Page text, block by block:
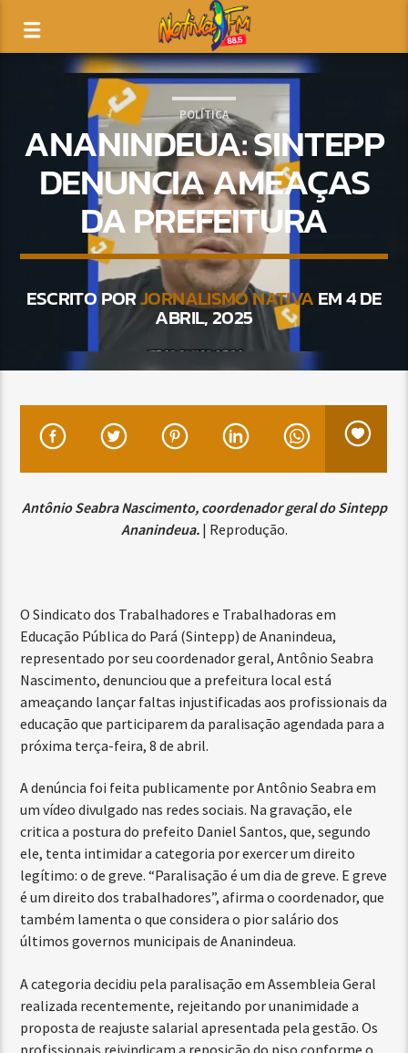
POLÍTICA
ANANINDEUA: SINTEPP
DENUNCIA AMEAÇAS
DA PREFEITURA
ESCRITO PORJORNALISMO NATIVAEM 4 DE
ABRIL, 2025
Antônio Seabra Nascimento, coordenador geral do Sintepp
Ananindeua. | Reprodução.
O Sindicato dos Trabalhadores e Trabalhadoras em
Educação Pública do Pará (Sintepp) de Ananindeua,
representado por seu coordenador geral, Antônio Seabra
Nascimento, denunciou que a prefeitura local está
ameaçando lançar faltas injustificadas aos profissionais da
educação que participarem da paralisação agendada para a
próxima terça-feira, 8 de abril.
A denúncia foi feita publicamente por Antônio Seabra em
um vídeo divulgado nas redes sociais. Na gravação, ele
critica a postura do prefeito Daniel Santos, que, segundo
ele, tenta intimidar a categoria por exercer um direito
legítimo: o de greve. “Paralisação é um dia de greve. E greve
é um direito dos trabalhadores”, afirma o coordenador, que
também lamenta o que considera o pior salário dos
últimos governos municipais de Ananindeua.
A categoria decidiu pela paralisação em Assembleia Geral
realizada recentemente, rejeitando por unanimidade a
proposta de reajuste salarial apresentada pela gestão. Os
profissionais reivindicam a reposição do piso conforme o